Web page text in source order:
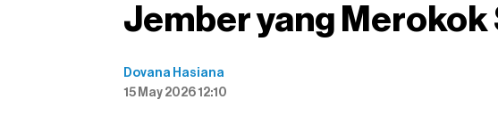
Jember yang Merokok
Dovana Hasiana
15 May 2026 12:10